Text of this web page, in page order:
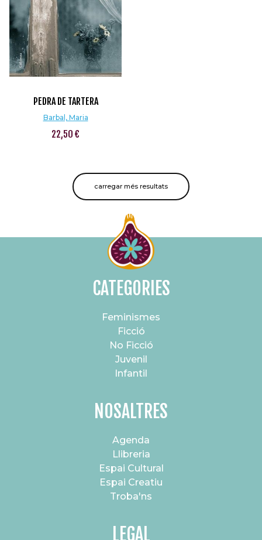
PEDRA DE TARTERA
Barbal, Maria
22,50 €
carregar més resultats
CATEGORIES
Feminismes
Ficció
No Ficció
Juvenil
Infantil
NOSALTRES
Agenda
Llibreria
Espai Cultural
Espai Creatiu
Troba'ns
LEGAL